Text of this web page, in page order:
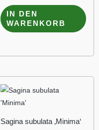
IN DEN
WARENKORB
Sagina subulata ‚Minima‘